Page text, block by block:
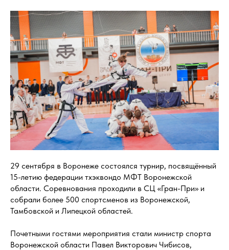
29 сентября в Воронеже состоялся турнир, посвящённый
15-летию федерации тхэквондо МФТ Воронежской
области. Соревнования проходили в СЦ «Гран-При» и
собрали более 500 спортсменов из Воронежской,
Тамбовской и Липецкой областей.
Почетными гостями мероприятия стали министр спорта
Воронежской области Павел Викторович Чибисов,